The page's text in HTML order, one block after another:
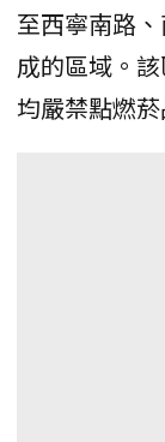
至西寧南路
成的區域。
均嚴禁點燃菸